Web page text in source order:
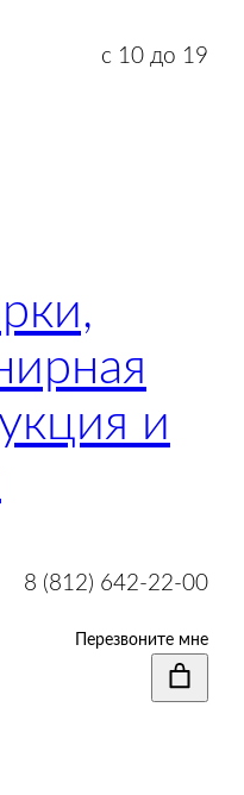
с 10 до 19
и
8 (812) 642-22-00
Перезвоните мне